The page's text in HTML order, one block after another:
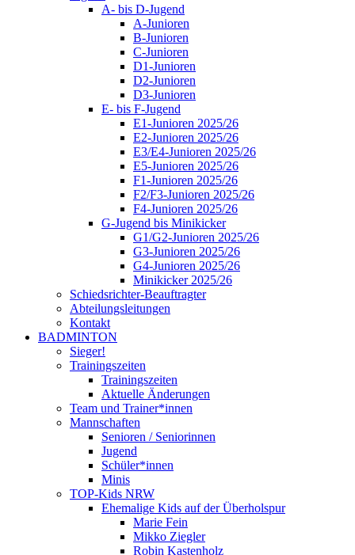
A- bis D-Jugend
A-Junioren
B-Junioren
C-Junioren
D1-Junioren
D2-Junioren
D3-Junioren
E- bis F-Jugend
E1-Junioren 2025/26
E2-Junioren 2025/26
E3/E4-Junioren 2025/26
E5-Junioren 2025/26
F1-Junioren 2025/26
F2/F3-Junioren 2025/26
F4-Junioren 2025/26
G-Jugend bis Minikicker
G1/G2-Junioren 2025/26
G3-Junioren 2025/26
G4-Junioren 2025/26
Minikicker 2025/26
Schiedsrichter-Beauftragter
Abteilungsleitungen
Kontakt
BADMINTON
Sieger!
Trainingszeiten
Trainingszeiten
Aktuelle Änderungen
Team und Trainer*innen
Mannschaften
Senioren / Seniorinnen
Jugend
Schüler*innen
Minis
TOP-Kids NRW
Ehemalige Kids auf der Überholspur
Marie Fein
Mikko Ziegler
Robin Kastenholz